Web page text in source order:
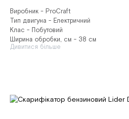
Виробник - ProCraft
Тип двигуна - Електричний
Клас - Побутовий
Ширина обробки, см - 38 см
Дивитися більше